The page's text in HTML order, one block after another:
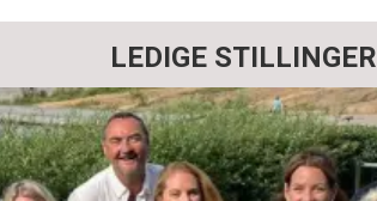
LEDIGE STILLINGER